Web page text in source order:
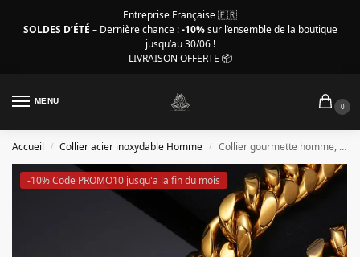
Entreprise Française 🇫🇷
SOLDES D’ÉTÉ – Dernière chance :-10%sur l’ensemble de la boutique
jusqu’au 30/06 !
LIVRAISON OFFERTE 📦
MENU
0
Accueil / Collier acier inoxydable Homme / Collier gourmette homme, maille Cubaine couleur or
-10% Code PROMO10 jusqu'a la fin du mois